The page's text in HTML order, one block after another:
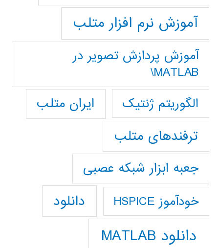
آموزش نرم افزار متلب
آموزش پردازش تصوير در
MATLAB\
الگوریتم ژنتیک
ایران متلب
ترفندهای متلب
جعبه ابزار شبکه عصبی
خودآموز HSPICE دانلود
دانلود MATLAB